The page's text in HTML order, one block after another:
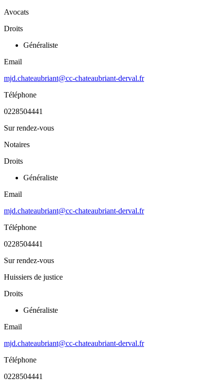
Avocats
Droits
Généraliste
Email
mjd.chateaubriant@cc-chateaubriant-derval.fr
Téléphone
0228504441
Sur rendez-vous
Notaires
Droits
Généraliste
Email
mjd.chateaubriant@cc-chateaubriant-derval.fr
Téléphone
0228504441
Sur rendez-vous
Huissiers de justice
Droits
Généraliste
Email
mjd.chateaubriant@cc-chateaubriant-derval.fr
Téléphone
0228504441